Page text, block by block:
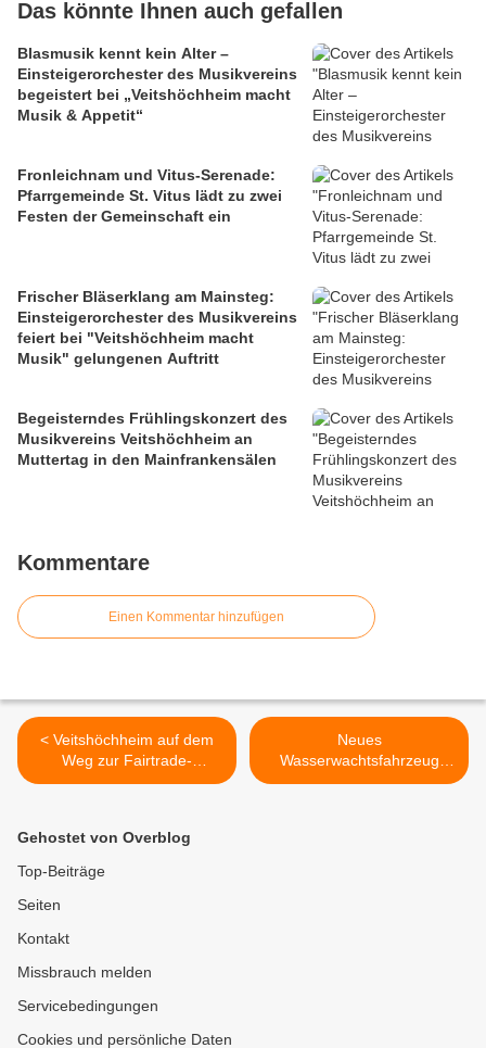
Das könnte Ihnen auch gefallen
Blasmusik kennt kein Alter –
Einsteigerorchester des Musikvereins
begeistert bei „Veitshöchheim macht
Musik & Appetit“
Fronleichnam und Vitus-Serenade:
Pfarrgemeinde St. Vitus lädt zu zwei
Festen der Gemeinschaft ein
Frischer Bläserklang am Mainsteg:
Einsteigerorchester des Musikvereins
feiert bei "Veitshöchheim macht
Musik" gelungenen Auftritt
Begeisterndes Frühlingskonzert des
Musikvereins Veitshöchheim an
Muttertag in den Mainfrankensälen
Kommentare
Einen Kommentar hinzufügen
< Veitshöchheim auf dem
Weg zur Fairtrade-
Gemeinde - Info-
Neues
Wasserwachtsfahrzeug
wurde beim Kirchgang der
Gehostet von Overblog
Top-Beiträge
Seiten
Kontakt
Missbrauch melden
Servicebedingungen
Cookies und persönliche Daten